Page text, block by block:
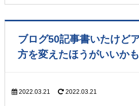
ブログ50記事書いたけど
方を変えたほうがいいかも
2022.03.21 2022.03.21